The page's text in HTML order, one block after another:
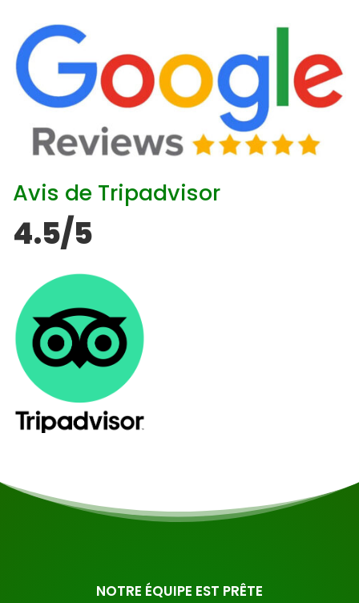
Avis de Tripadvisor
4.5/5
NOTRE ÉQUIPE EST PRÊTE